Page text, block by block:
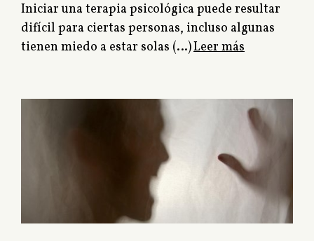
Iniciar una terapia psicológica puede resultar
difícil para ciertas personas, incluso algunas
tienen miedo a estar solas (…)Leer más